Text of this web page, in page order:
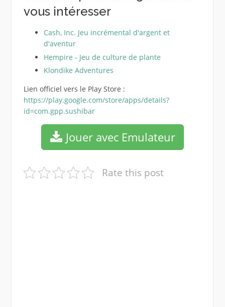
vous intéresser
Cash, Inc. Jeu incrémental d'argent et
d'aventur
Hempire - Jeu de culture de plante
Klondike Adventures
Lien officiel vers le Play Store :
https://play.google.com/store/apps/details?
id=com.gpp.sushibar
Jouer avec Emulateur
Rate this post